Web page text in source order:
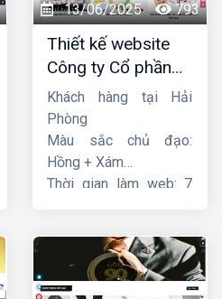
13/06/2025 793
Thiết kế website
Công ty Cổ phần
dịch vụ hàng hải
Sen
Khách hàng tại Hải
Phòng
Màu sắc chủ đạo:
Hồng + Xám
Thời gian làm web: 7